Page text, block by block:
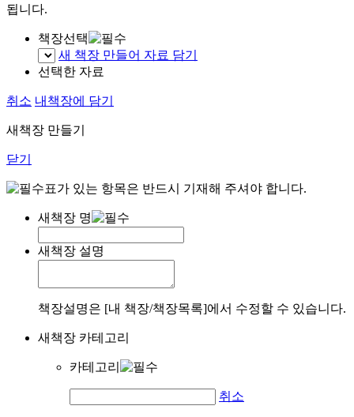
됩니다.
책장선택
새 책장 만들어 자료 담기
선택한 자료
취소 내책장에 담기
새책장 만들기
닫기
표가 있는 항목은 반드시 기재해 주셔야 합니다.
새책장 명
새책장 설명
책장설명은 [내 책장/책장목록]에서 수정할 수 있습니다.
새책장 카테고리
카테고리
취소